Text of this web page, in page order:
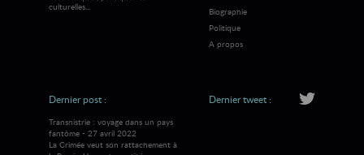
culturelles...
Biographie
Politique
A propos
Dernier post :
Transnistrie : voyage dans un pays
fantôme - 27 avril 2022
La Crimée veut son rattachement à
Dernier tweet :